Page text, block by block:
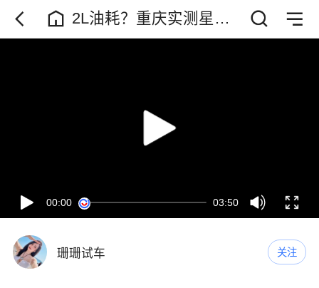
2L油耗？重庆实测星越L
i-HEV是真行！
00:00 03:50
珊珊试车 关注